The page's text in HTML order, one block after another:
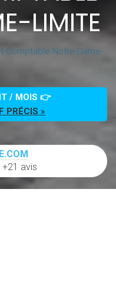
LIMITE
Comptable Notre-Dame-
/ MOIS 👉
PRÉCIS »
+21 avis